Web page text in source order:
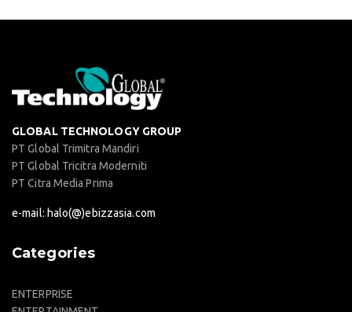
GLOBAL TECHNOLOGY GROUP
PT Global Trimitra Mandiri
PT Global Tricitra Moderniti
PT Citra Media Prima
e-mail: halo(@)ebizzasia.com
Categories
ENTERPRISE